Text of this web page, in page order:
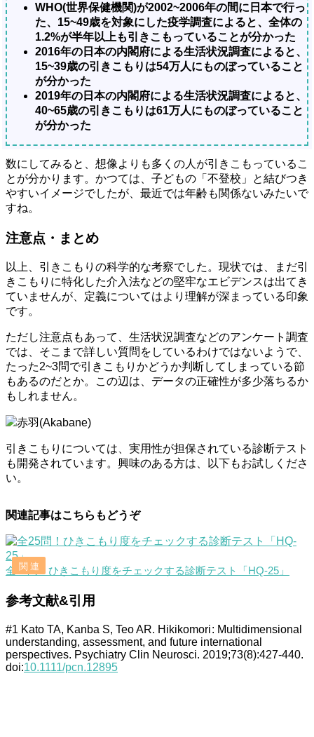
WHO(世界保健機関)が2002~2006年の間に日本で行っ
た、15~49歳を対象にした疫学調査によると、全体の
1.2%が半年以上も引きこもっていることが分かった
2016年の日本の内閣府による生活状況調査によると、
15~39歳の引きこもりは54万人にものぼっていること
が分かった
2019年の日本の内閣府による生活状況調査によると、
40~65歳の引きこもりは61万人にものぼっていること
が分かった
数にしてみると、想像よりも多くの人が引きこもっているこ
とが分かります。かつては、子どもの「不登校」と結びつき
やすいイメージでしたが、最近では年齢も関係ないみたいで
すね。
注意点・まとめ
以上、引きこもりの科学的な考察でした。現状では、まだ引
きこもりに特化した介入法などの堅牢なエビデンスは出てき
ていませんが、定義についてはより理解が深まっている印象
です。
ただし注意点もあって、生活状況調査などのアンケート調査
では、そこまで詳しい質問をしているわけではないようで、
たった2~3問で引きこもりかどうか判断してしまっている節
もあるのだとか。この辺は、データの正確性が多少落ちるか
もしれません。
赤羽(Akabane)
引きこもりについては、実用性が担保されている診断テスト
も開発されています。興味のある方は、以下もお試しくださ
い。
関連記事はこちらもどうぞ
全25問！ひきこもり度をチェックする診断テスト「HQ-25」
参考文献&引用
#1 Kato TA, Kanba S, Teo AR. Hikikomori : Multidimensional
understanding, assessment, and future international
perspectives. Psychiatry Clin Neurosci. 2019;73(8):427‐440.
doi:10.1111/pcn.12895